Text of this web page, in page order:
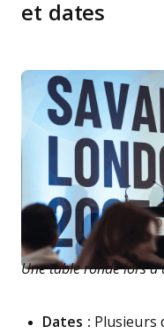
et dates
Une table ronde lors
Dates : Plusieurs